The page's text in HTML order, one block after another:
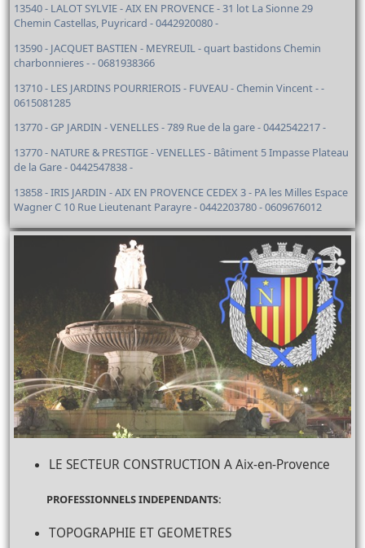
13540 - LALOT SYLVIE - AIX EN PROVENCE - 31 lot La Sionne 29
Chemin Castellas, Puyricard - 0442920080 -
13590 - JACQUET BASTIEN - MEYREUIL - quart bastidons Chemin
charbonnieres - - 0681938366
13710 - LES JARDINS POURRIEROIS - FUVEAU - Chemin Vincent - -
0615081285
13770 - GP JARDIN - VENELLES - 789 Rue de la gare - 0442542217 -
13770 - NATURE & PRESTIGE - VENELLES - Bâtiment 5 Impasse Plateau
de la Gare - 0442547838 -
13858 - IRIS JARDIN - AIX EN PROVENCE CEDEX 3 - PA les Milles Espace
Wagner C 10 Rue Lieutenant Parayre - 0442203780 - 0609676012
LE SECTEUR CONSTRUCTION A Aix-en-Provence
PROFESSIONNELS INDEPENDANTS:
TOPOGRAPHIE ET GEOMETRES